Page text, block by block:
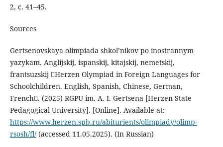
2, с. 41–45.
Sources
Gertsenovskaya olimpiada shkol’nikov po inostrannym
yazykam. Anglijskij, ispanskij, kitajskij, nemetskij,
frantsuzskij Herzen Olympiad in Foreign Languages for
Schoolchildren. English, Spanish, Chinese, German,
French. (2025) RGPU im. A. I. Gertsena [Herzen State
Pedagogical University]. [Online]. Available at:
https://www.herzen.spb.ru/abiturients/olimpiady/olimp-
rsosh/fl/(accessed 11.05.2025). (In Russian)